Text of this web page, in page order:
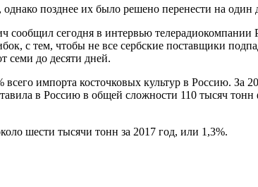
позднее их было решено перенести на один
сообщил сегодня в интервью телерадиокомпании
с тем, чтобы не все сербские поставщики
семи до десяти дней.
импорта косточковых культур в Россию. За
в Россию в общей сложности 110 тысяч
шести тысячи тонн за 2017 год, или 1,3%.